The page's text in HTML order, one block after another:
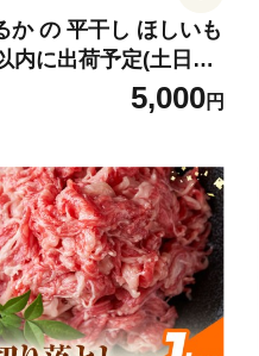
か の 平干し ほしいも
内に出荷予定(土日祝
社ゆうゆう農園 スイ
さつまいも 和菓子
縄・離島）
5,000円